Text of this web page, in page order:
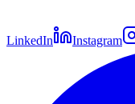
LinkedIn Instagram